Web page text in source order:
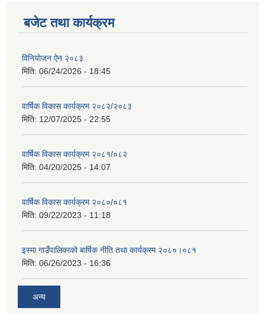
बजेट तथा कार्यक्रम
विनियोजन ऐन २०८३
मिति: 06/24/2026 - 18:45
वार्षिक विकास कार्यक्रम २०८२/२०८३
मिति: 12/07/2025 - 22:55
वार्षिक विकास कार्यक्रम २०८१/०८२
मिति: 04/20/2025 - 14:07
वार्षिक विकास कार्यक्रम २०८०/०८१
मिति: 09/22/2023 - 11:18
इस्मा गाउँपालिकाको बार्षिक नीति तथा कार्यक्रम २०८०।०८१
मिति: 06/26/2023 - 16:36
अन्य